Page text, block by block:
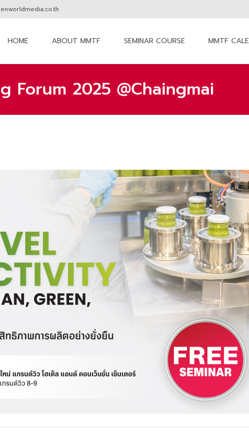
HOME ABOUT MMTF SEMINAR COURSE MMTF
Forum 2025 @Chaingmai